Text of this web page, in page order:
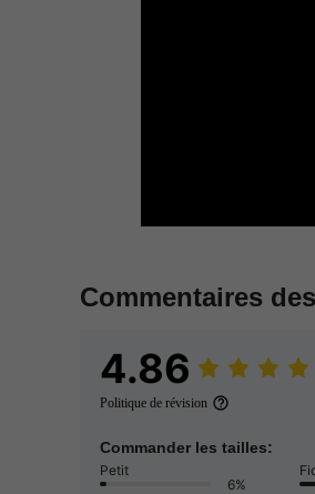
Commentaires
4.86
Politique de révision
Commander les tailles:
Petit
6%